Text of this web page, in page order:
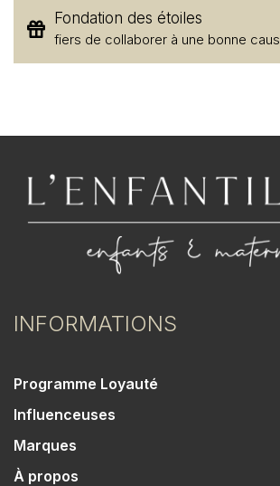
Fondation des étoiles
fiers de collaborer à une bonne
INFORMATIONS
Programme Loyauté
Influenceuses
Marques
À propos